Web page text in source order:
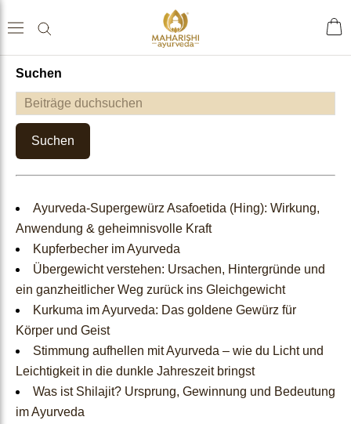
Home
Shop
Gewürze & Grundnahrungs
mittel
Nahrungsergänzungen
Ayurveda Einzelkräuter
Ayurveda Naturkosmetik
Ayurveda-Produkte im Ang
Suchen
Suchen
Ayurveda-Supergewürz Asafoetida (Hing): Wirkung,
Anwendung & geheimnisvolle Kraft
Kupferbecher im Ayurveda
Übergewicht verstehen: Ursachen, Hintergründe und
ein ganzheitlicher Weg zurück ins Gleichgewicht
Kurkuma im Ayurveda: Das goldene Gewürz für
Körper und Geist
Stimmung aufhellen mit Ayurveda – wie du Licht und
Leichtigkeit in die dunkle Jahreszeit bringst
Was ist Shilajit? Ursprung, Gewinnung und Bedeutung
im Ayurveda